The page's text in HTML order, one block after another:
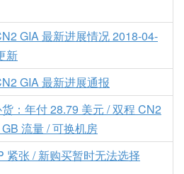
GIA 最新进展情况 2018-04-
新
GIA 最新进展通报
：年付 28.79 美元 / 双程 CN2
流量 / 可换机房
紧张 / 新购买暂时无法选择